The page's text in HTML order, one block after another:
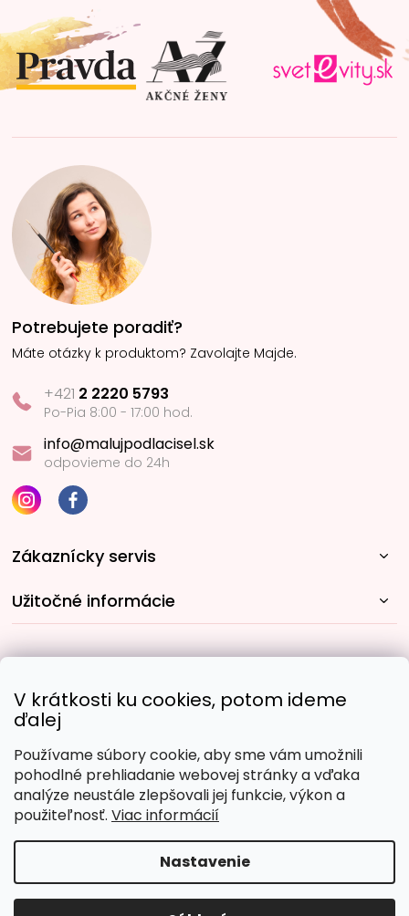
V krátkosti ku cookies, potom ideme
ďalej
Používame súbory cookie, aby sme vám umožnili
pohodlné prehliadanie webovej stránky a vďaka
analýze neustále zlepšovali jej funkcie, výkon a
použiteľnosť. Viac informácií
Nastavenie
t
i
e
Potrebujete poradiť?
Máte otázky k produktom? Zavolajte Majde.
+421 2 2220 5793
Po-Pia 8:00 - 17:00 hod.
info@malujpodlacisel.sk
odpovieme do 24h
Zákaznícky servis
Užitočné informácie
Obľúbené spôsoby platby:
Copyright 2026Malujpodlacisel.sk. Všetky práva
vyhradené.Upraviť nastavenie cookies